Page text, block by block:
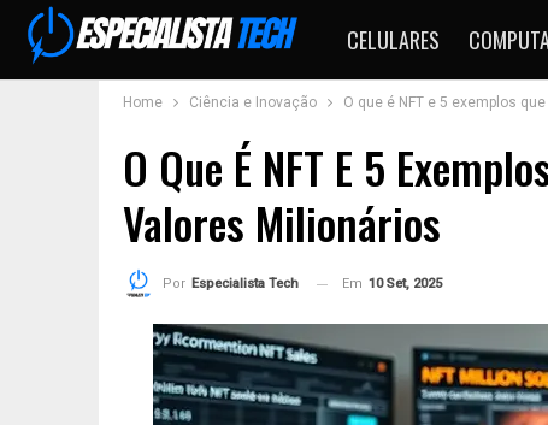
CELULARES
Home Ciência e Inovação O que é NFT e 5 exemplos
O Que É NFT E 5
Valores Milionários
Por Especialista Tech Em 10 Set, 2025